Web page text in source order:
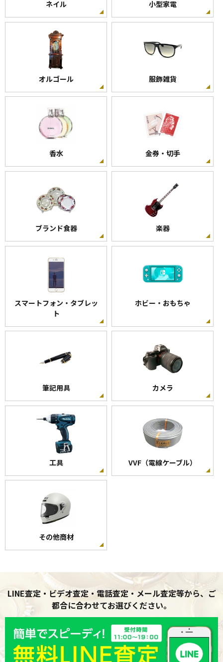
ネイル 小型家電
オルゴール 服飾雑貨
香水 金券・切手
ブランド食器 楽器
スマートフォン・タブレッ
ト
ホビー・おもちゃ
筆記用具 カメラ
工具 VVF（電線ケーブル）
その他商材
LINE査定・ビデオ査定・電話査定・メール査定等から、ご
都合に合わせてお選びください。